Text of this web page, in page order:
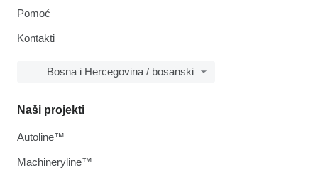
Pomoć
Kontakti
Bosna i Hercegovina / bosanski
Naši projekti
Autoline™
Machineryline™